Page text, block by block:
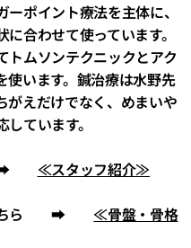
ポイント療法を主体に、
合わせて使っています。
トムソンテクニックとアク
使います。鍼治療は水野先
がえだけでなく、めまいや
ています。
➡ ≪スタッフ紹介≫
こちら ➡ ≪骨盤・骨格